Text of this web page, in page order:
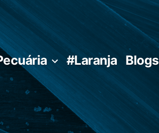
#Laranja Blogs